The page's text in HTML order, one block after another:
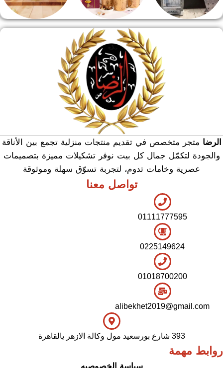
هدايا وسيلفر
01111777595
0225149624
01018700200
الرضا متجر متخصص في تقديم منتجات منزلية تجمع بين الأناقة
والجودة لتكمّل جمال كل بيت نوفر تشكيلات مميزة بتصميمات
عصرية وخامات تدوم، لتجربة تسوّق سهلة وموثوقة
تواصل معنا
روابط مهمة
alibekhet2019@gmail.com
393 شارع بورسعيد مول وكالة الازهر يالقاهرة